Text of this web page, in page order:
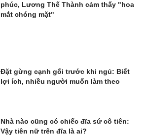
phúc, Lương Thế Thành cảm thấy "hoa
mắt chóng mặt"
Đặt gừng cạnh gối trước khi ngủ: Biết
lợi ích, nhiều người muốn làm theo
Nhà nào cũng có chiếc đĩa sứ cô tiên:
Vậy tiên nữ trên đĩa là ai?